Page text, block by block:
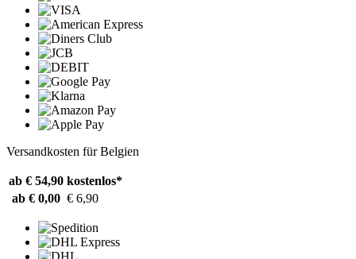
Versandkosten für Belgien
ab € 54,90 kostenlos*
ab € 0,00 € 6,90